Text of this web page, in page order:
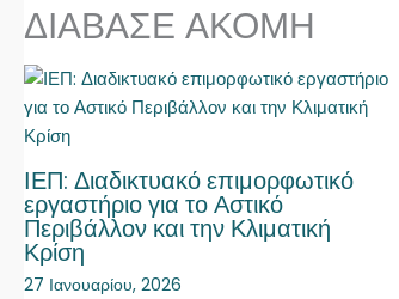
ΔΙΑΒΑΣΕ ΑΚΟΜΗ
ΙΕΠ: Διαδικτυακό επιμορφωτικό
εργαστήριο για το Αστικό
Περιβάλλον και την Κλιματική
Κρίση
27 Ιανουαρίου, 2026